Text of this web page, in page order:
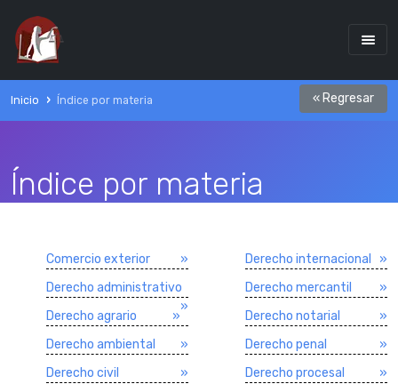
Inicio Índice por materia « Regresar
Índice por materia
Comercio exterior
»
Derecho administrativo
»
Derecho agrario
»
Derecho ambiental
»
Derecho civil
»
Derecho internacional
»
Derecho mercantil
»
Derecho notarial
»
Derecho penal
»
Derecho procesal
»